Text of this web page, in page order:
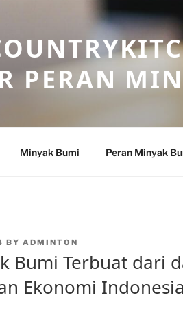
PERAN
Minyak Bumi Peran Minyak
BY ADMINTON
Bumi Terbuat dari
Ekonomi Indonesia